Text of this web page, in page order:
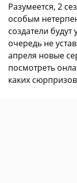
Разумеется, 2
особым
создатели будут
очередь не
апреля новые
посмотреть
каких